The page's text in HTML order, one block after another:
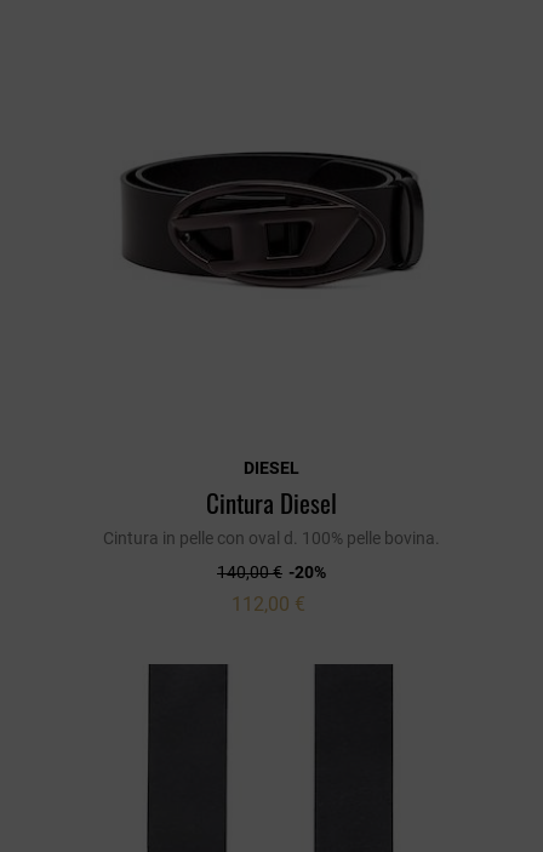
DIESEL
Cintura Diesel
Cintura in pelle con oval d. 100% pelle bovina.
140,00 € -20%
112,00 €